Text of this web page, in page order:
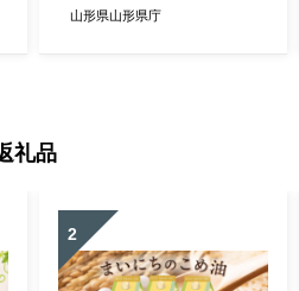
山形県山形県庁
礼品
2